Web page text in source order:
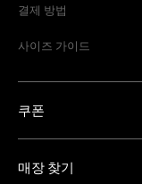
결제 방법
사이즈 가이드
쿠폰
매장 찾기